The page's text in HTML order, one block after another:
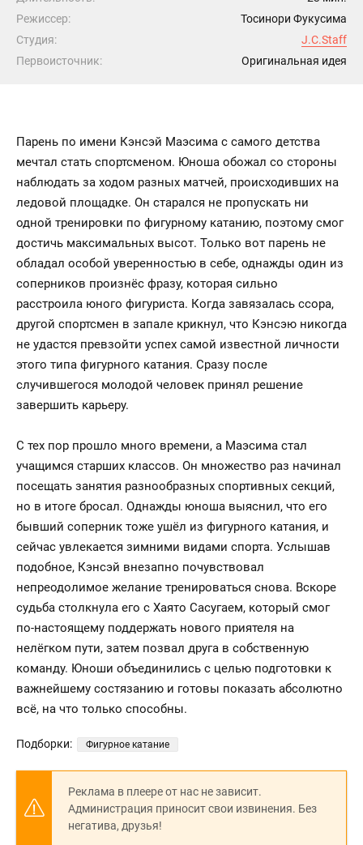
Режиссер:
Тосинори Фукусима
Студия:
J.C.Staff
Первоисточник:
Оригинальная идея
Парень по имени Кэнсэй Маэсима с самого детства
мечтал стать спортсменом. Юноша обожал со стороны
наблюдать за ходом разных матчей, происходивших на
ледовой площадке. Он старался не пропускать ни
одной тренировки по фигурному катанию, поэтому смог
достичь максимальных высот. Только вот парень не
обладал особой уверенностью в себе, однажды один из
соперников произнёс фразу, которая сильно
расстроила юного фигуриста. Когда завязалась ссора,
другой спортсмен в запале крикнул, что Кэнсэю никогда
не удастся превзойти успех самой известной личности
этого типа фигурного катания. Сразу после
случившегося молодой человек принял решение
завершить карьеру.
С тех пор прошло много времени, а Маэсима стал
учащимся старших классов. Он множество раз начинал
посещать занятия разнообразных спортивных секций,
но в итоге бросал. Однажды юноша выяснил, что его
бывший соперник тоже ушёл из фигурного катания, и
сейчас увлекается зимними видами спорта. Услышав
подобное, Кэнсэй внезапно почувствовал
непреодолимое желание тренироваться снова. Вскоре
судьба столкнула его с Хаято Сасугаем, который смог
по-настоящему поддержать нового приятеля на
нелёгком пути, затем позвал друга в собственную
команду. Юноши объединились с целью подготовки к
важнейшему состязанию и готовы показать абсолютно
всё, на что только способны.
Подборки: Фигурное катание
Реклама в плеере от нас не зависит.
Администрация приносит свои извинения. Без
негатива, друзья!